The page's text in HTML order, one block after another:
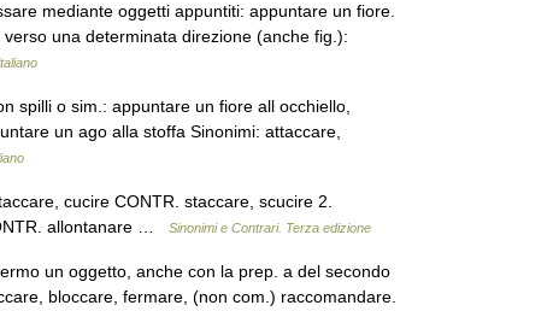
mediante oggetti appuntiti: appuntare un fiore.
una determinata direzione (anche fig.):
spilli o sim.: appuntare un fiore all occhiello,
un ago alla stoffa Sinonimi: attaccare,
cucire CONTR. staccare, scucire 2.
allontanare …
Sinonimi e Contrari. Terza edizione
un oggetto, anche con la prep. a del secondo
bloccare, fermare, (non com.) raccomandare.